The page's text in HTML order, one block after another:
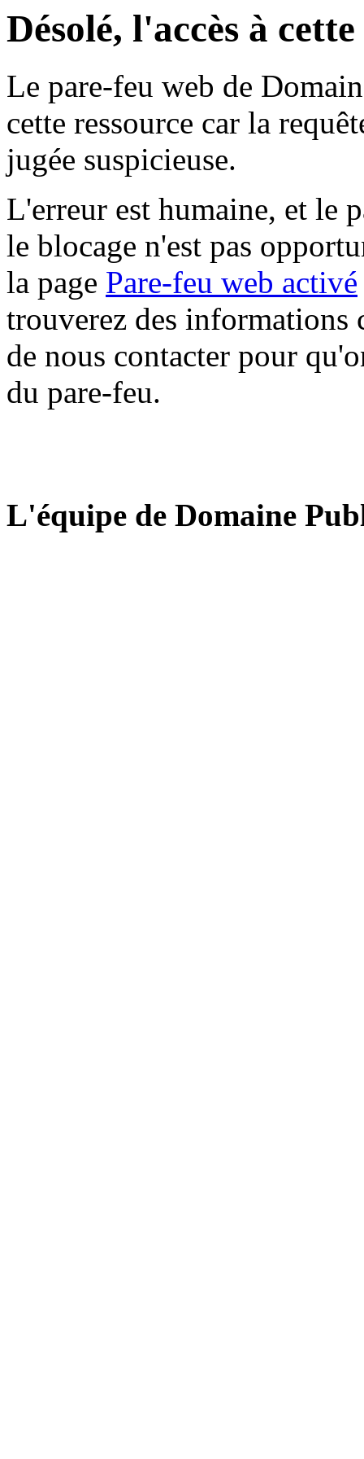
Désolé, l'accès à
Le pare-feu web de
cette ressource car la
jugée suspicieuse.
L'erreur est humaine, et le
le blocage n'est pas
la page Pare-feu web activé
trouverez des informations
de nous contacter pour
du pare-feu.
L'équipe de Domaine